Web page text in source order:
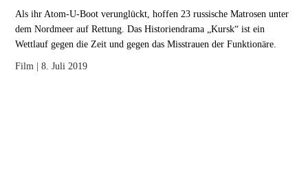
Als ihr Atom-U-Boot verunglückt, hoffen 23 russische Matrosen unter
dem Nordmeer auf Rettung. Das Historiendrama „Kursk“ ist ein
Wettlauf gegen die Zeit und gegen das Misstrauen der Funktionäre.
Film | 8. Juli 2019